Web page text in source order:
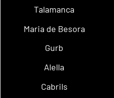
Talamanca
Maria de Besora
Gurb
Alella
Cabrils